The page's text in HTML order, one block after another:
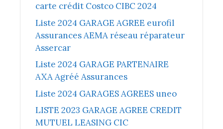
carte crédit Costco CIBC 2024
Liste 2024 GARAGE AGREE eurofil
Assurances AEMA réseau réparateur
Assercar
Liste 2024 GARAGE PARTENAIRE
AXA Agréé Assurances
Liste 2024 GARAGES AGREES uneo
LISTE 2023 GARAGE AGREE CREDIT
MUTUEL LEASING CIC